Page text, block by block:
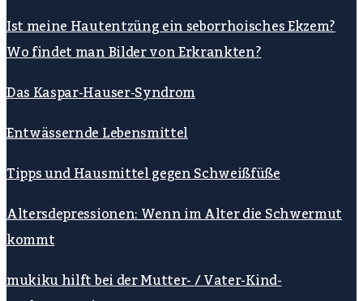
Ist meine Hautentzüng ein seborrhoisches Ekzem?
Wo findet man Bilder von Erkrankten?
Das Kaspar-Hauser-Syndrom
Entwässernde Lebensmittel
Tipps und Hausmittel gegen Schweißfüße
Altersdepressionen: Wenn im Alter die Schwermut
kommt
mukiku hilft bei der Mutter- / Vater-Kind-